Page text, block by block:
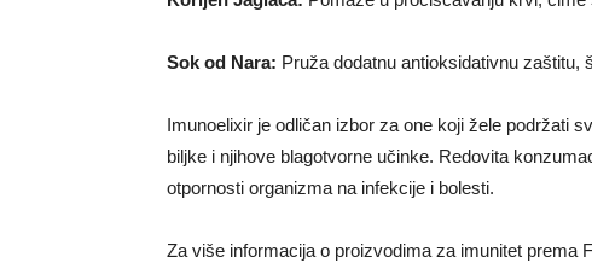
Sok od Nara: Pruža dodatnu antioksidativnu zaštitu,
Imunoelixir je odličan izbor za one koji žele podržati
biljke i njihove blagotvorne učinke. Redovita
otpornosti organizma na infekcije i bolesti.
Za više informacija o proizvodima za imunitet prema